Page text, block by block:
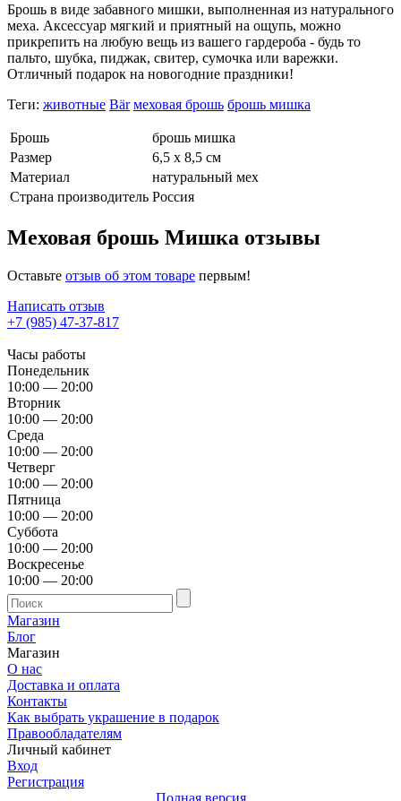
Брошь в виде забавного мишки, выполненная из натурального
меха. Аксессуар мягкий и приятный на ощупь, можно
прикрепить на любую вещь из вашего гардероба - будь то
пальто, шубка, пиджак, свитер, сумочка или варежки.
Отличный подарок на новогодние праздники!
Теги: животные Bär меховая брошь брошь мишка
Брошь
брошь мишка
Размер
6,5 х 8,5 см
Материал
натуральный мех
Страна производитель Россия
Меховая брошь Мишка отзывы
Оставьте отзыв об этом товаре первым!
Написать отзыв
+7 (985) 47-37-817
Часы работы
Понедельник
10:00 — 20:00
Вторник
10:00 — 20:00
Среда
10:00 — 20:00
Четверг
10:00 — 20:00
Пятница
10:00 — 20:00
Суббота
10:00 — 20:00
Воскресенье
10:00 — 20:00
Магазин
Блог
Магазин
О нас
Доставка и оплата
Контакты
Как выбрать украшение в подарок
Правообладателям
Личный кабинет
Вход
Регистрация
Полная версия